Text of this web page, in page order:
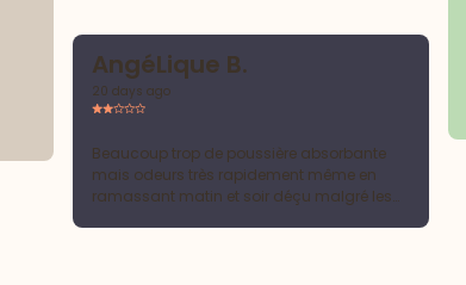
AngéLique B.
20 days ago
Beaucoup trop de poussière absorbante
mais odeurs très rapidement même en
ramassant matin et soir déçu malgré les